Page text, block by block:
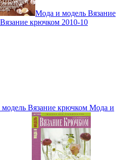
Мода и модель Вязание
крючком 2010-10
Вязание крючком Мода и